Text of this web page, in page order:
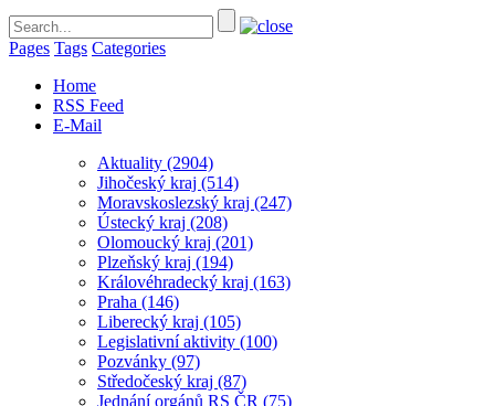
Pages Tags Categories
Home
RSS Feed
E-Mail
Aktuality (2904)
Jihočeský kraj (514)
Moravskoslezský kraj (247)
Ústecký kraj (208)
Olomoucký kraj (201)
Plzeňský kraj (194)
Královéhradecký kraj (163)
Praha (146)
Liberecký kraj (105)
Legislativní aktivity (100)
Pozvánky (97)
Středočeský kraj (87)
Jednání orgánů RS ČR (75)